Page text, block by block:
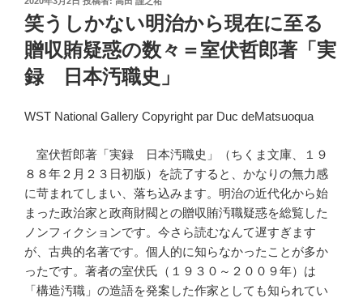
稿
日:
笑うしかない明治から現在に至る
贈収賄疑惑の数々＝室伏哲郎著「実
録 日本汚職史」
WST National Gallery Copyright par Duc deMatsuoqua
室伏哲郎著「実録 日本汚職史」（ちくま文庫、１９
８８年２月２３日初版）を読了すると、かなりの無力感
に苛まれてしまい、落ち込みます。明治の近代化から始
まった政治家と政商財閥との贈収賄汚職疑惑を総覧した
ノンフィクションです。今さら読むなんて遅すぎます
が、古典的名著です。個人的に知らなかったことが多か
ったです。著者の室伏氏（１９３０～２００９年）は
「構造汚職」の造語を発案した作家としても知られてい